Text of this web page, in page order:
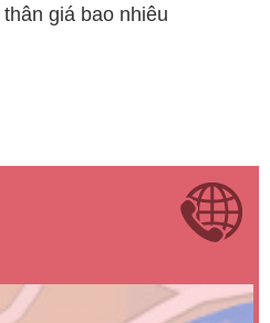
giá bao nhiêu